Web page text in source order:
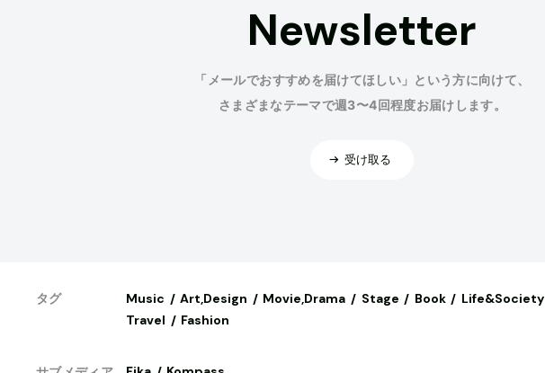
Newsletter
「メールでおすすめを届けてほしい」という方に向けて、
さまざまなテーマで週3〜4回程度お届けします。
受け取る
タグ Music Art,Design Movie,Drama Stage Book Life&Society
Travel
Fashion